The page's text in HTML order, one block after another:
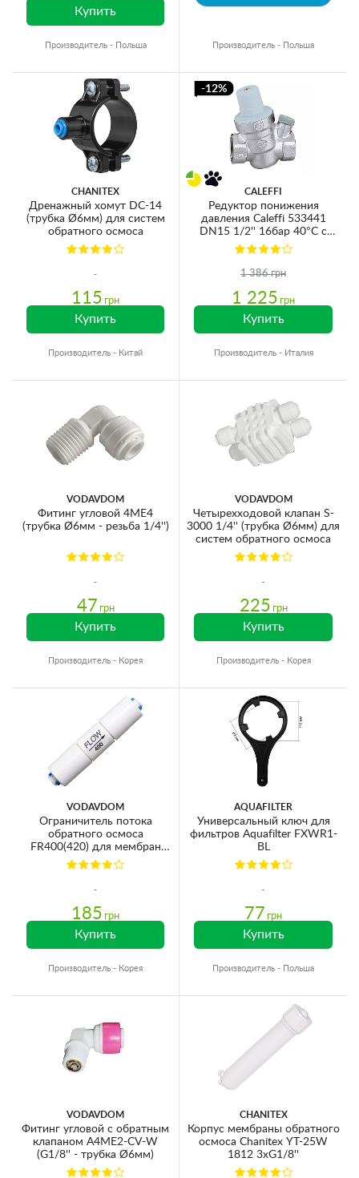
Купить
Производитель - Польша Производитель - Польша
CHANITEX
Дренажный хомут DC-14
(трубка Ø6мм) для систем
обратного осмоса
115 грн
Купить
Производитель - Китай
-12%
CALEFFI
Редуктор понижения
давления Caleffi 533441
DN15 1/2'' 16бар 40°C с
соединением для манометра
1 386 грн
1 225 грн
Купить
Производитель - Италия
VODAVDOM
Фитинг угловой 4ME4
(трубка Ø6мм - резьба 1/4'')
47 грн
Купить
Производитель - Корея
VODAVDOM
Четырехходовой клапан S-
3000 1/4'' (трубка Ø6мм) для
систем обратного осмоса
225 грн
Купить
Производитель - Корея
VODAVDOM
Ограничитель потока
обратного осмоса
FR400(420) для мембран
75GPD (трубка Ø6мм)
185 грн
Купить
Производитель - Корея
AQUAFILTER
Универсальный ключ для
фильтров Aquafilter FXWR1-
BL
77 грн
Купить
Производитель - Польша
VODAVDOM
Фитинг угловой с обратным
клапаном A4ME2-CV-W
(G1/8'' - трубка Ø6мм)
CHANITEX
Корпус мембраны обратного
осмоса Chanitex YT-25W
1812 3хG1/8''